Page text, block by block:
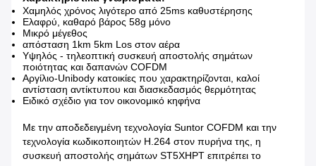
Χαμηλός χρόνος λιγότερο από 25ms καθυστέρησης
Ελαφρύ, καθαρό βάρος 58g μόνο
Μικρό μέγεθος
απόσταση 1km 5km Los στον αέρα
Υψηλός - τηλεοπτική συσκευή αποστολής σημάτων
ποιότητας και δαπανών COFDM
Αργίλιο-Unibody κατοικίες που χαρακτηρίζονται, καλοί
αντίσταση αντίκτυπου και διασκεδασμός θερμότητας
Ειδικό σχέδιο για τον οικονομικό κηφήνα
Με την αποδεδειγμένη τεχνολογία Suntor COFDM και την
τεχνολογία κωδικοποιητών H.264 στον πυρήνα της, η
συσκευή αποστολής σημάτων ST5XHPT επιτρέπει το